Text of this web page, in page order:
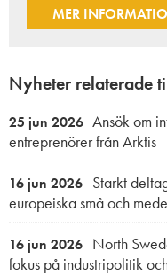
MER
Nyheter relaterade
25 jun 2026 Ansök om
entreprenörer från Arktis
16 jun 2026 Starkt
europeiska små och
16 jun 2026 North
fokus på industripolitik